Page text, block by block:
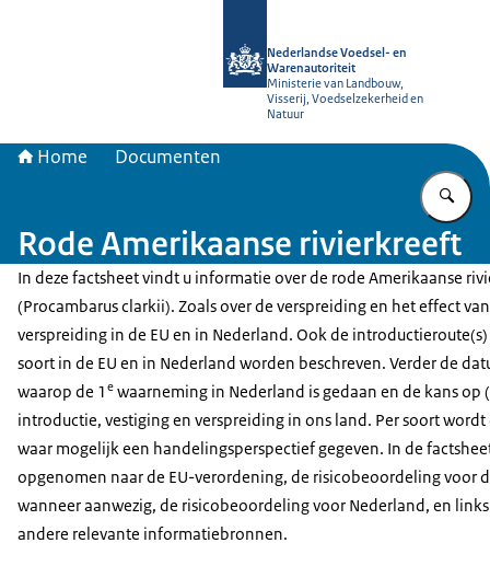
Nederlandse Voedsel- en
Warenautoriteit
Ministerie van Landbouw,
Visserij, Voedselzekerheid en
Natuur
Home Documenten
Rode Amerikaanse rivierkreeft
In deze factsheet vindt u informatie over de rode Amerikaanse
(Procambarus clarkii). Zoals over de verspreiding en het effect
verspreiding in de EU en in Nederland. Ook de
soort in de EU en in Nederland worden beschreven. Verder de
waarop de 1 e waarneming in Nederland is gedaan en de kans op
introductie, vestiging en verspreiding in ons land. Per soort wordt
waar mogelijk een handelingsperspectief gegeven. In de
opgenomen naar de EU-verordening, de risicobeoordeling voor
wanneer aanwezig, de risicobeoordeling voor Nederland, en
andere relevante informatiebronnen.